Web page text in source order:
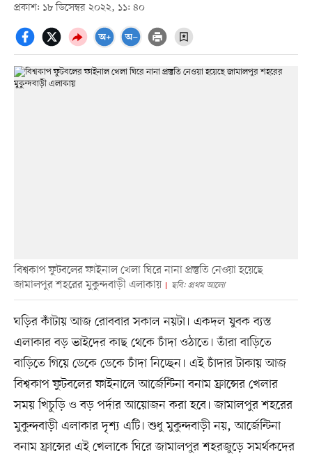
প্রকাশ: ১৮ ডিসেম্বর ২০২২, ১১: ৪০
বিশ্বকাপ ফুটবলের ফাইনাল খেলা ঘিরে নানা প্রস্তুতি নেওয়া হয়েছে
জামালপুর শহরের মুকুন্দবাড়ী এলাকায়
ছবি: প্রথম আলো
ঘড়ির কাঁটায় আজ রোববার সকাল নয়টা। একদল যুবক ব্যস্ত
এলাকার বড় ভাইদের কাছ থেকে চাঁদা ওঠাতে। তাঁরা বাড়িতে
বাড়িতে গিয়ে ডেকে ডেকে চাঁদা নিচ্ছেন। এই চাঁদার টাকায় আজ
বিশ্বকাপ ফুটবলের ফাইনালে আর্জেন্টিনা বনাম ফ্রান্সের খেলার
সময় খিচুড়ি ও বড় পর্দার আয়োজন করা হবে। জামালপুর শহরের
মুকুন্দবাড়ী এলাকার দৃশ্য এটি। শুধু মুকুন্দবাড়ী নয়, আর্জেন্টিনা
বনাম ফ্রান্সের এই খেলাকে ঘিরে জামালপুর শহরজুড়ে সমর্থকদের